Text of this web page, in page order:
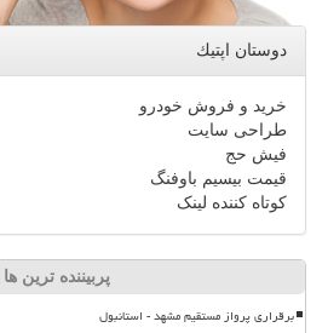
دوستان اپتیك
خرید و فروش خودرو
طراحی سایت
فیش حج
قیمت بیسیم باوفنگ
کوتاه کننده لینک
پربیننده ترین ها
برقراری پرواز مستقیم مشهد - استانبول